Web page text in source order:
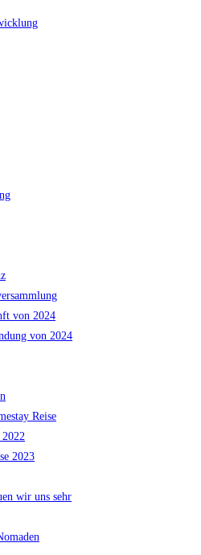
von 2024
von 2024
Reise
2022
2023
wir uns sehr